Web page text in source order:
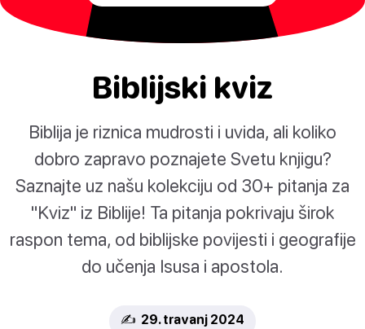
Biblijski kviz
Biblija je riznica mudrosti i uvida, ali koliko
dobro zapravo poznajete Svetu knjigu?
Saznajte uz našu kolekciju od 30+ pitanja za
"Kviz" iz Biblije! Ta pitanja pokrivaju širok
raspon tema, od biblijske povijesti i geografije
do učenja Isusa i apostola.
✍️ 29. travanj 2024